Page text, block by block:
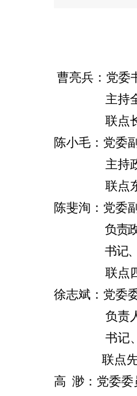
曹亮兵：党委
主持全面
联点长
陈小毛：党委
主持政府工
联点东红
陈斐洵：党委
负责政协、
书记、镇
联点四季
徐志斌：党委
负责人大、
书记、镇
联点
高 渺：党委委